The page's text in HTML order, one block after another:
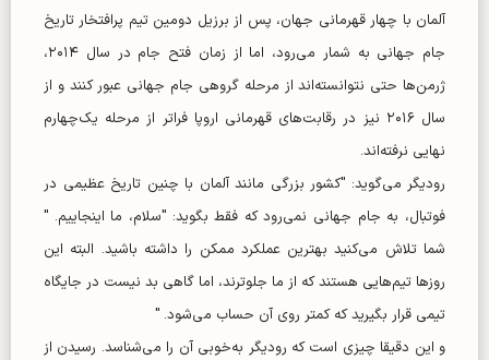
آلمان با چهار قهرمانی جهان، پس از برزیل دومین تیم پرافتخار تاریخ
جام جهانی به شمار می‌رود، اما از زمان فتح جام در سال ۲۰۱۴،
ژرمن‌ها حتی نتوانسته‌اند از مرحله گروهی جام جهانی عبور کنند و از
سال ۲۰۱۶ نیز در رقابت‌های قهرمانی اروپا فراتر از مرحله یک‌چهارم
نهایی نرفته‌اند.
رودیگر می‌گوید: "کشور بزرگی مانند آلمان با چنین تاریخ عظیمی در
فوتبال، به جام جهانی نمی‌رود که فقط بگوید: "سلام، ما اینجاییم. "
شما تلاش می‌کنید بهترین عملکرد ممکن را داشته باشید. البته این
روز‌ها تیم‌هایی هستند که از ما جلوترند، اما گاهی بد نیست در جایگاه
تیمی قرار بگیرید که کمتر روی آن حساب می‌شود. "
و این دقیقا چیزی است که رودیگر به‌خوبی آن را می‌شناسد. رسیدن از